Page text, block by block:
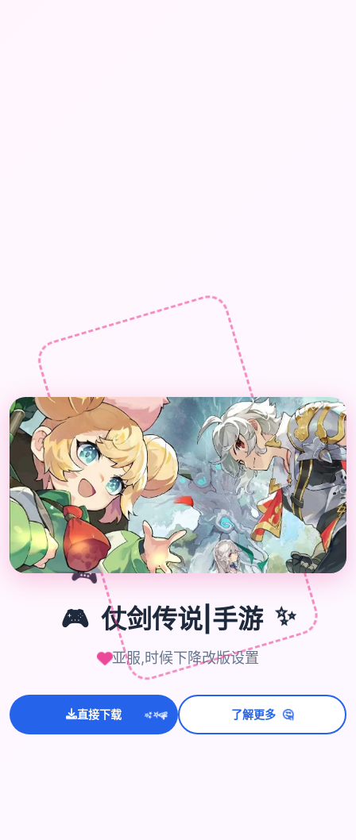
🎮
🎮 仗剑传说|手游 ✨
亚服,时候下降改版设置
直接下载 ✨
⭐💫 了解更多 🤔